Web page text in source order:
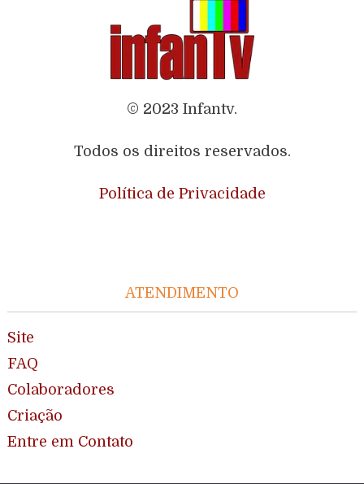
© 2023 Infantv.
Todos os direitos reservados.
Política de Privacidade
ATENDIMENTO
Site
FAQ
Colaboradores
Criação
Entre em Contato